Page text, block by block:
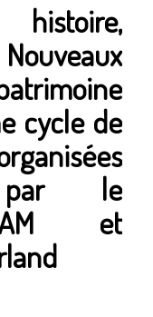
cycle de
par le
et